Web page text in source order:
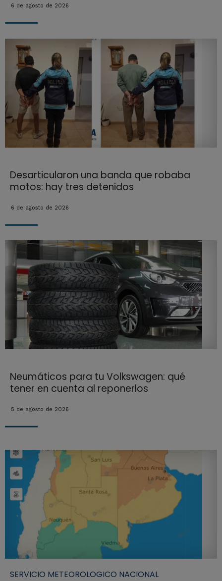
6 de agosto de 2026
Desarticularon una banda que robaba
motos: hay tres detenidos
6 de agosto de 2026
Neumáticos para tu Volkswagen: qué
tener en cuenta al reponerlos
5 de agosto de 2026
SERVICIO METEOROLOGICO NACIONAL